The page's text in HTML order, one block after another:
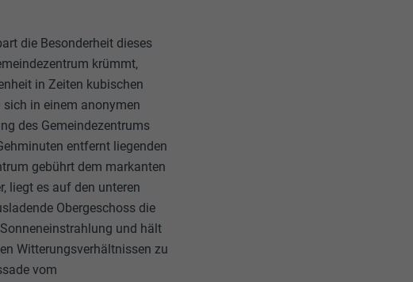
die Besonderheit dieses
krümmt,
in Zeiten kubischen
sich in einem anonymen
des Gemeindezentrums
entfernt liegenden
gebührt dem markanten
liegt es auf den unteren
Obergeschoss die
und hält
Witterungsverhältnissen zu
vom